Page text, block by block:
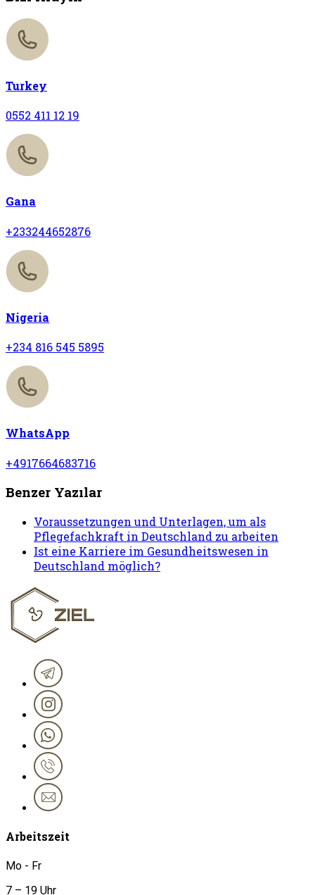
Turkey
0552 411 12 19
Gana
+233244652876
Nigeria
+234 816 545 5895
WhatsApp
+4917664683716
Benzer Yazılar
Voraussetzungen und Unterlagen, um als
Pflegefachkraft in Deutschland zu arbeiten
Ist eine Karriere im Gesundheitswesen in
Deutschland möglich?
Arbeitszeit
Mo - Fr
7 – 19 Uhr